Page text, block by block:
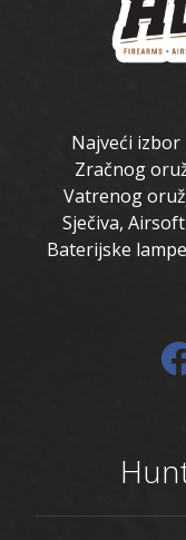
Najveći
Zračnog
Vatrenog
Sječiva,
Baterijske